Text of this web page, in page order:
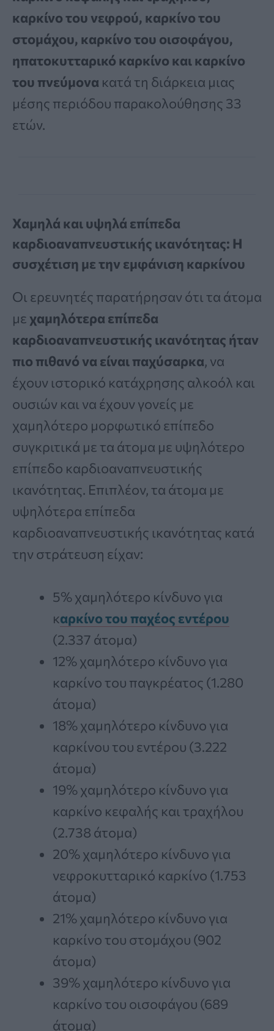
καρκίνο του νεφρού, καρκίνο του
στομάχου, καρκίνο του οισοφάγου,
ηπατοκυτταρικό καρκίνο και καρκίνο
του πνεύμονα κατά τη διάρκεια μιας
μέσης περιόδου παρακολούθησης 33
ετών.
Χαμηλά και υψηλά επίπεδα
καρδιοαναπνευστικής ικανότητας: Η
συσχέτιση με την εμφάνιση καρκίνου
Οι ερευνητές παρατήρησαν ότι τα άτομα
με χαμηλότερα επίπεδα
καρδιοαναπνευστικής ικανότητας ήταν
πιο πιθανό να είναι παχύσαρκα, να
έχουν ιστορικό κατάχρησης αλκοόλ και
ουσιών και να έχουν γονείς με
χαμηλότερο μορφωτικό επίπεδο
συγκριτικά με τα άτομα με υψηλότερο
επίπεδο καρδιοαναπνευστικής
ικανότητας. Επιπλέον, τα άτομα με
υψηλότερα επίπεδα
καρδιοαναπνευστικής ικανότητας κατά
την στράτευση είχαν:
5% χαμηλότερο κίνδυνο για
καρκίνο του παχέος εντέρου
(2.337 άτομα)
12% χαμηλότερο κίνδυνο για
καρκίνο του παγκρέατος (1.280
άτομα)
18% χαμηλότερο κίνδυνο για
καρκίνου του εντέρου (3.222
άτομα)
19% χαμηλότερο κίνδυνο για
καρκίνο κεφαλής και τραχήλου
(2.738 άτομα)
20% χαμηλότερο κίνδυνο για
νεφροκυτταρικό καρκίνο (1.753
άτομα)
21% χαμηλότερο κίνδυνο για
καρκίνο του στομάχου (902
άτομα)
39% χαμηλότερο κίνδυνο για
καρκίνο του οισοφάγου (689
άτομα)